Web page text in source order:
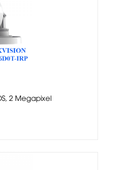
2 Megapixel